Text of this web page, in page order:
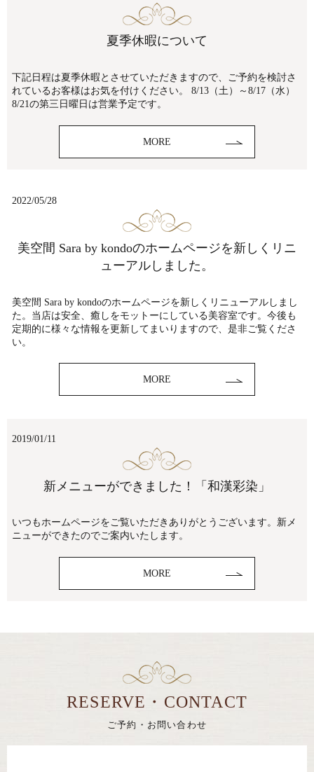
夏季休暇について
下記日程は夏季休暇とさせていただきますので、ご予約を検討さ
れているお客様はお気を付けください。 8/13（土）～8/17（水）
8/21の第三日曜日は営業予定です。
MORE
2022/05/28
美空間 Sara by kondoのホームページを新しくリニ
ューアルしました。
美空間 Sara by kondoのホームページを新しくリニューアルしまし
た。当店は安全、癒しをモットーにしている美容室です。今後も
定期的に様々な情報を更新してまいりますので、是非ご覧くださ
い。
MORE
2019/01/11
新メニューができました！「和漢彩染」
いつもホームページをご覧いただきありがとうございます。新メ
ニューができたのでご案内いたします。
MORE
RESERVE・CONTACT
ご予約・お問い合わせ